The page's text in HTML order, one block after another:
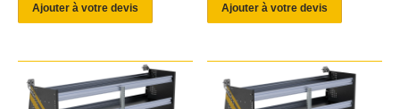
Ajouter à votre devis Ajouter à votre devis